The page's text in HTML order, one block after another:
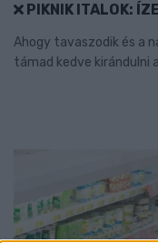
PIKNIK ITALOK:
Ahogy tavaszodik és a
támad kedve kirándulni